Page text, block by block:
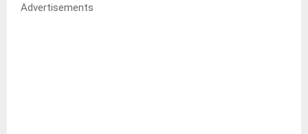
Advertisements